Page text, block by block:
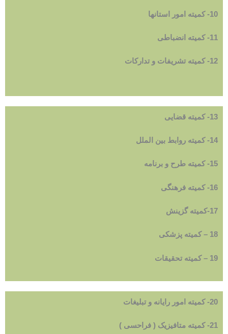
10- کمیته امور استانها
11- کمیته انضباطی
12- کمیته تشریفات و تدارکات
13- کمیته قضایی
14- کمیته روابط بین الملل
15- کمیته طرح و برنامه
16- کمیته فرهنگی
17-کمیته گزینش
18 – کمیته پزشکی
19 – کمیته تحقیقات
20- کمیته امور رایانه و تبلیغات
21- کمیته متافیزیک ( فراحسی )